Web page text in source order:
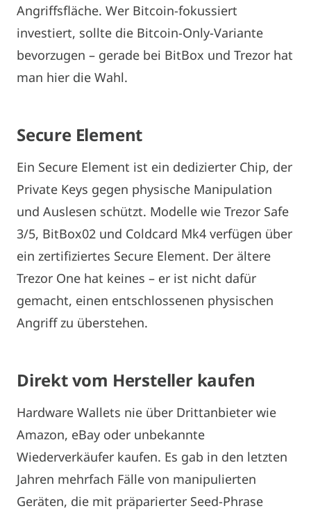
Angriffsfläche. Wer Bitcoin-fokussiert
investiert, sollte die Bitcoin-Only-Variante
bevorzugen – gerade bei BitBox und Trezor hat
man hier die Wahl.
Secure Element
Ein Secure Element ist ein dedizierter Chip, der
Private Keys gegen physische Manipulation
und Auslesen schützt. Modelle wie Trezor Safe
3/5, BitBox02 und Coldcard Mk4 verfügen über
ein zertifiziertes Secure Element. Der ältere
Trezor One hat keines – er ist nicht dafür
gemacht, einen entschlossenen physischen
Angriff zu überstehen.
Direkt vom Herstellerkaufen
Hardware Wallets nie über Drittanbieter wie
Amazon, eBay oder unbekannte
Wiederverkäufer kaufen. Es gab in den letzten
Jahren mehrfach Fälle von manipulierten
Geräten, die mit präparierter Seed-Phrase